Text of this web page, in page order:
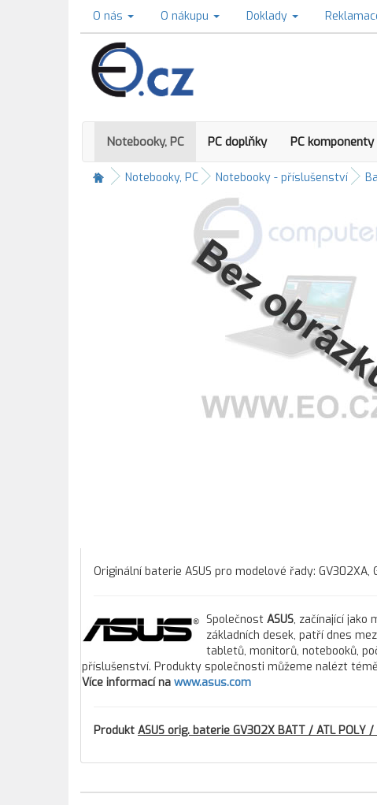
O nás O nákupu Doklady
Notebooky, PC PC doplňky PC komponenty
Notebooky, PC Notebooky - příslušenství
Originální baterie ASUS pro modelové řady: GV302XA,
Společnost ASUS, začínající jako
základních desek, patří dnes
tabletů, monitorů, notebooků,
příslušenství. Produkty společnosti můžeme nalézt
Více informací na www.asus.com
Produkt ASUS orig. baterie GV302X BATT / ATL POLY /